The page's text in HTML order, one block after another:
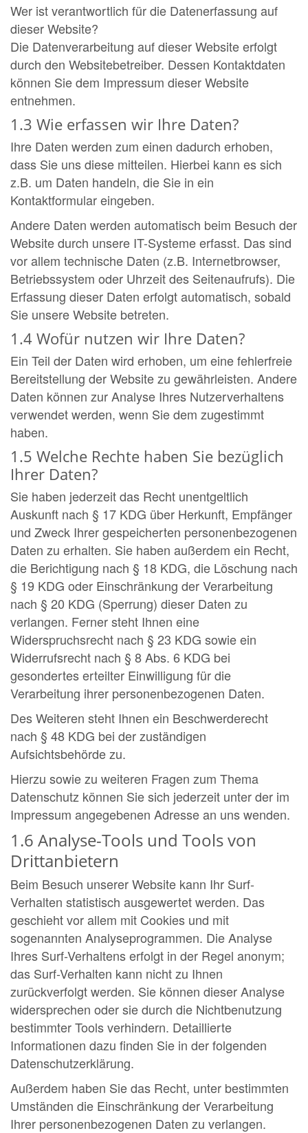
Wer ist verantwortlich für die Datenerfassung auf
dieser Website?
Die Datenverarbeitung auf dieser Website erfolgt
durch den Websitebetreiber. Dessen Kontaktdaten
können Sie dem Impressum dieser Website
entnehmen.
1.3 Wie erfassen wir Ihre Daten?
Ihre Daten werden zum einen dadurch erhoben,
dass Sie uns diese mitteilen. Hierbei kann es sich
z.B. um Daten handeln, die Sie in ein
Kontaktformular eingeben.
Andere Daten werden automatisch beim Besuch der
Website durch unsere IT-Systeme erfasst. Das sind
vor allem technische Daten (z.B. Internetbrowser,
Betriebssystem oder Uhrzeit des Seitenaufrufs). Die
Erfassung dieser Daten erfolgt automatisch, sobald
Sie unsere Website betreten.
1.4 Wofür nutzen wir Ihre Daten?
Ein Teil der Daten wird erhoben, um eine fehlerfreie
Bereitstellung der Website zu gewährleisten. Andere
Daten können zur Analyse Ihres Nutzerverhaltens
verwendet werden, wenn Sie dem zugestimmt
haben.
1.5 Welche Rechte haben Sie bezüglich
Ihrer Daten?
Sie haben jederzeit das Recht unentgeltlich
Auskunft nach § 17 KDG über Herkunft, Empfänger
und Zweck Ihrer gespeicherten personenbezogenen
Daten zu erhalten. Sie haben außerdem ein Recht,
die Berichtigung nach § 18 KDG, die Löschung nach
§ 19 KDG oder Einschränkung der Verarbeitung
nach § 20 KDG (Sperrung) dieser Daten zu
verlangen. Ferner steht Ihnen eine
Widerspruchsrecht nach § 23 KDG sowie ein
Widerrufsrecht nach § 8 Abs. 6 KDG bei
gesondertes erteilter Einwilligung für die
Verarbeitung ihrer personenbezogenen Daten.
Des Weiteren steht Ihnen ein Beschwerderecht
nach § 48 KDG bei der zuständigen
Aufsichtsbehörde zu.
Hierzu sowie zu weiteren Fragen zum Thema
Datenschutz können Sie sich jederzeit unter der im
Impressum angegebenen Adresse an uns wenden.
1.6 Analyse-Tools und Tools von
Drittanbietern
Beim Besuch unserer Website kann Ihr Surf-
Verhalten statistisch ausgewertet werden. Das
geschieht vor allem mit Cookies und mit
sogenannten Analyseprogrammen. Die Analyse
Ihres Surf-Verhaltens erfolgt in der Regel anonym;
das Surf-Verhalten kann nicht zu Ihnen
zurückverfolgt werden. Sie können dieser Analyse
widersprechen oder sie durch die Nichtbenutzung
bestimmter Tools verhindern. Detaillierte
Informationen dazu finden Sie in der folgenden
Datenschutzerklärung.
Außerdem haben Sie das Recht, unter bestimmten
Umständen die Einschränkung der Verarbeitung
Ihrer personenbezogenen Daten zu verlangen.